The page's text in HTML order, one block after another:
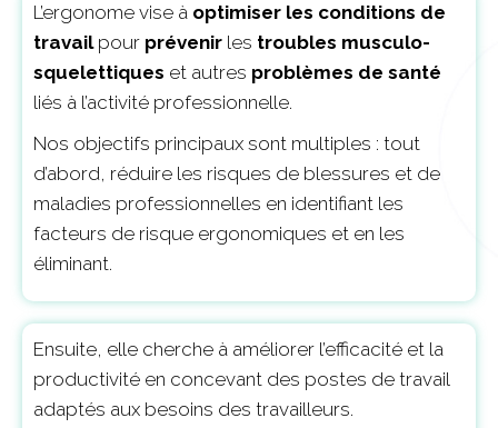
L’ergonome vise à optimiser les conditions de
travailpour prévenir les troubles musculo-
squelettiques et autres problèmes de santé
liés à l’activité professionnelle.
Nos objectifs principaux sont multiples : tout
d’abord, réduire les risques de blessures et de
maladies professionnelles en identifiant les
facteurs de risque ergonomiques et en les
éliminant.
Ensuite, elle cherche à améliorer l’efficacité et la
productivité en concevant des postes de travail
adaptés aux besoins des travailleurs.